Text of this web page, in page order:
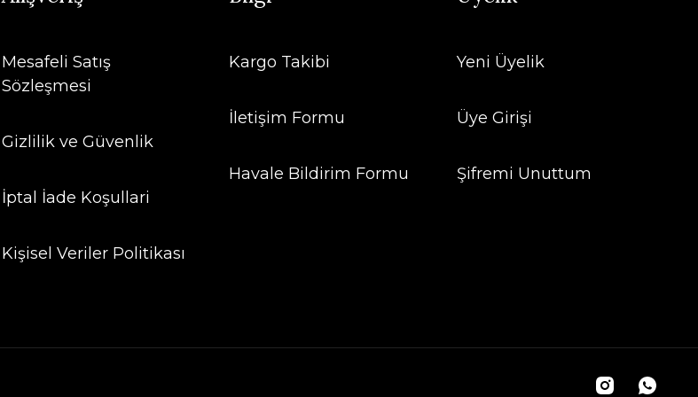
Mesafeli Satış
Sözleşmesi
Gizlilik ve Güvenlik
İptal İade Koşullari
Kişisel Veriler Politikası
Kargo Takibi
İletişim Formu
Havale Bildirim Formu
Yeni Üyelik
Üye Girişi
Şifremi Unuttum